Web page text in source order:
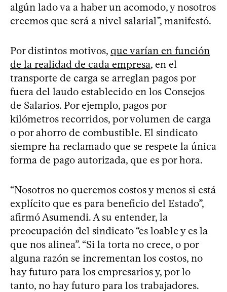
algún lado va a haber un acomodo, y nosotros
creemos que será a nivel salarial”, manifestó.
Por distintos motivos, que varían en función
de la realidad de cada empresa, en el
transporte de carga se arreglan pagos por
fuera del laudo establecido en los Consejos
de Salarios. Por ejemplo, pagos por
kilómetros recorridos, por volumen de carga
o por ahorro de combustible. El sindicato
siempre ha reclamado que se respete la única
forma de pago autorizada, que es por hora.
“Nosotros no queremos costos y menos si está
explícito que es para beneficio del Estado”,
afirmó Asumendi. A su entender, la
preocupación del sindicato “es loable y es la
que nos alinea”. “Si la torta no crece, o por
alguna razón se incrementan los costos, no
hay futuro para los empresarios y, por lo
tanto, no hay futuro para los trabajadores.